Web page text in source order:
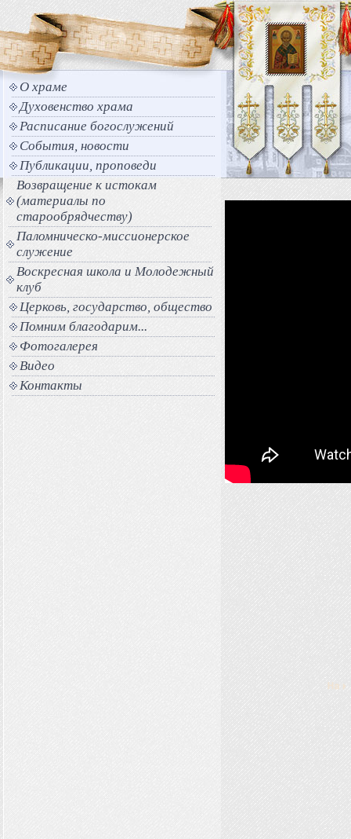
О храме
Духовенство храма
Расписание богослужений
События, новости
Публикации, проповеди
Возвращение к истокам
(материалы по
старообрядчеству)
Паломническо-миссионерское
служение
Воскресная школа и Молодежный
клуб
Церковь, государство, общество
Помним благодарим...
Фотогалерея
Видео
Контакты